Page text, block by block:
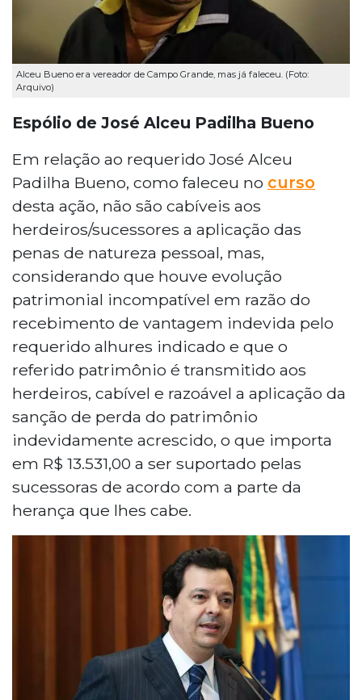
Alceu Bueno era vereador de Campo Grande, mas já faleceu. (Foto:
Arquivo)
Espólio de José Alceu Padilha Bueno
Em relação ao requerido José Alceu
Padilha Bueno, como faleceu no curso
desta ação, não são cabíveis aos
herdeiros/sucessores a aplicação das
penas de natureza pessoal, mas,
considerando que houve evolução
patrimonial incompatível em razão do
recebimento de vantagem indevida pelo
requerido alhures indicado e que o
referido patrimônio é transmitido aos
herdeiros, cabível e razoável a aplicação da
sanção de perda do patrimônio
indevidamente acrescido, o que importa
em R$ 13.531,00 a ser suportado pelas
sucessoras de acordo com a parte da
herança que lhes cabe.